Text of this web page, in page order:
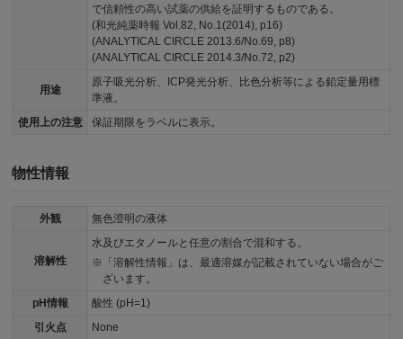
で信頼性の高い試薬の供給を証明するものである。
(和光純薬時報 Vol.82, No.1(2014), p16)
(ANALYTICAL CIRCLE 2013.6/No.69, p8)
(ANALYTICAL CIRCLE 2014.3/No.72, p2)
用途
原子吸光分析、ICP発光分析、比色分析等による鉛定量用標
準液。
使用上の注意
保証期限をラベルに表示。
物性情報
外観 無色澄明の液体
溶解性
水及びエタノールと任意の割合で混和する。
「溶解性情報」は、最適溶媒が記載されていない場合がご
ざいます。
pH情報
酸性 (pH=1)
引火点
None